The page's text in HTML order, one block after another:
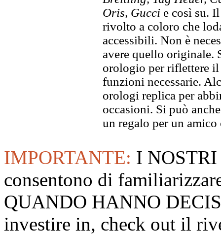
Oris, Gucci e così su.
rivolto a coloro che
accessibili. Non è
avere quello originale.
orologio per riflettere
funzioni necessarie.
orologi replica per
occasioni. Si può
un regalo per un amico
IMPORTANTE: I
consentono di
QUANDO HANNO
investire in, check out il